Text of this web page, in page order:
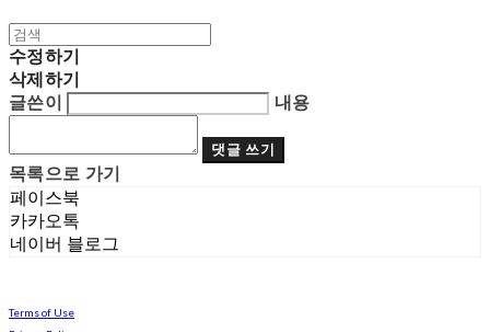
수정하기
삭제하기
글쓴이
내용
댓글 쓰기
목록으로 가기
페이스북
카카오톡
네이버 블로그
Terms of Use